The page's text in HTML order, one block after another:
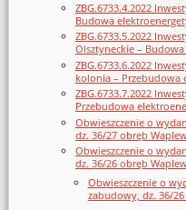
ZBG.6733.4.2022
Budowa
ZBG.6733.5.2022
Olsztyneckie –
ZBG.6733.6.2022
kolonia – Przebudowa
ZBG.6733.7.2022
Przebudowa
Obwieszczenie o
dz. 36/27 obręb
Obwieszczenie o
dz. 36/26 obręb
Obwieszczenie o
zabudowy, dz. 36/